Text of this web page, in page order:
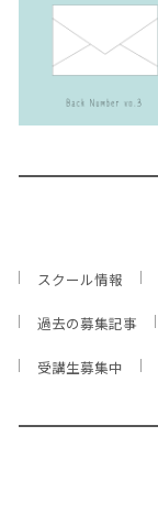
スクール情報
過去の募集記事
受講生募集中